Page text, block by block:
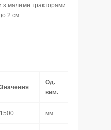
з малими тракторами.
2 см.
Значення
Од.
вим.
1500 мм